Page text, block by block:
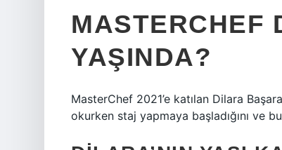
MASTERCHEF
YAŞINDA?
MasterChef 2021’e katılan Dilara
okurken staj yapmaya başladığını ve